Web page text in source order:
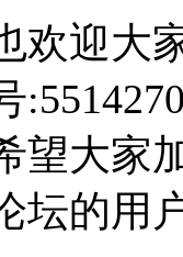
欢迎大
望大家
坛的用